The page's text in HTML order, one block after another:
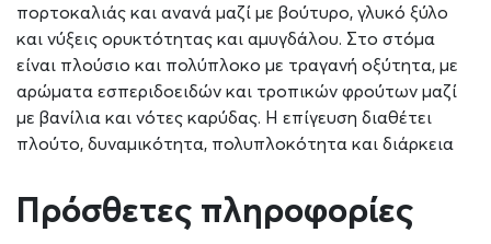
πορτοκαλιάς και ανανά μαζί με βούτυρο, γλυκό ξύλο
και νύξεις ορυκτότητας και αμυγδάλου. Στο στόμα
είναι πλούσιο και πολύπλοκο με τραγανή οξύτητα, με
αρώματα εσπεριδοειδών και τροπικών φρούτων μαζί
με βανίλια και νότες καρύδας. Η επίγευση διαθέτει
πλούτο, δυναμικότητα, πολυπλοκότητα και διάρκεια
Πρόσθετες πληροφορίες